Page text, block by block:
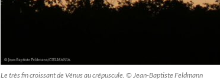
Le très fin croissant de Vénus au crépuscule. © Jean-Baptiste Feldmann